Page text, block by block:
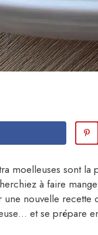
moelleuses sont
à faire
nouvelle
et se prépare